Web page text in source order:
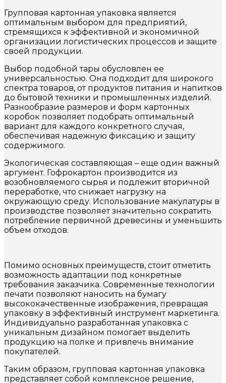
Групповая картонная упаковка является
оптимальным выбором для предприятий,
стремящихся к эффективной и экономичной
организации логистических процессов и защите
своей продукции.
Выбор подобной тары обусловлен ее
универсальностью. Она подходит для широкого
спектра товаров, от продуктов питания и напитков
до бытовой техники и промышленных изделий.
Разнообразие размеров и форм картонных
коробок позволяет подобрать оптимальный
вариант для каждого конкретного случая,
обеспечивая надежную фиксацию и защиту
содержимого.
Экологическая составляющая – еще один важный
аргумент. Гофрокартон производится из
возобновляемого сырья и подлежит вторичной
переработке, что снижает нагрузку на
окружающую среду. Использование макулатуры в
производстве позволяет значительно сократить
потребление первичной древесины и уменьшить
объем отходов.
Помимо основных преимуществ, стоит отметить
возможность адаптации под конкретные
требования заказчика. Современные технологии
печати позволяют наносить на бумагу
высококачественные изображения, превращая
упаковку в эффективный инструмент маркетинга.
Индивидуально разработанная упаковка с
уникальным дизайном помогает выделить
продукцию на полке и привлечь внимание
покупателей.
Таким образом, групповая картонная упаковка
представляет собой комплексное решение,